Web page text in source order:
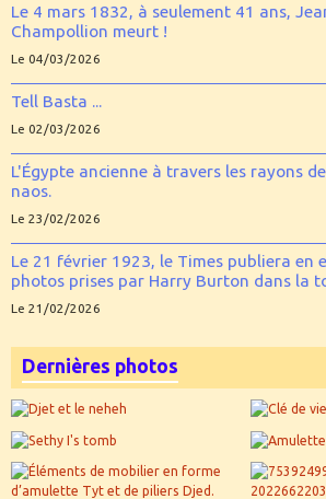
Le 4 mars 1832, à seulement 41 ans,
Champollion meurt !
Le 04/03/2026
Tell Basta ...
Le 02/03/2026
L'Égypte ancienne à travers les rayons
naos.
Le 23/02/2026
Le 21 février 1923, le Times publiera en
photos prises par Harry Burton dans la
Le 21/02/2026
Dernières photos